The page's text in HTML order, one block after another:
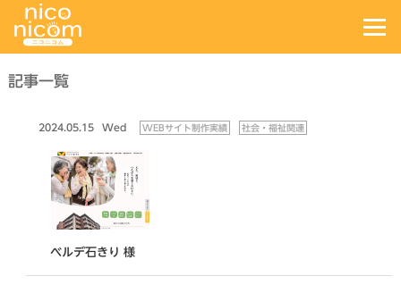
記事一覧
2024.05.15 Wed WEBサイト制作実績 社会・福祉関連
ベルデ石きり 様